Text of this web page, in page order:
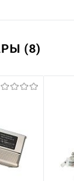
(8)